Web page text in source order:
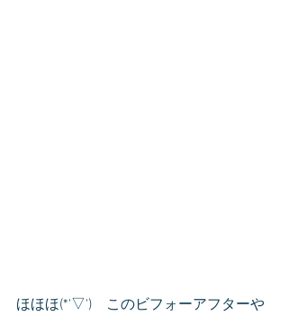
ほほほ(*'▽')　このビフォーアフターや